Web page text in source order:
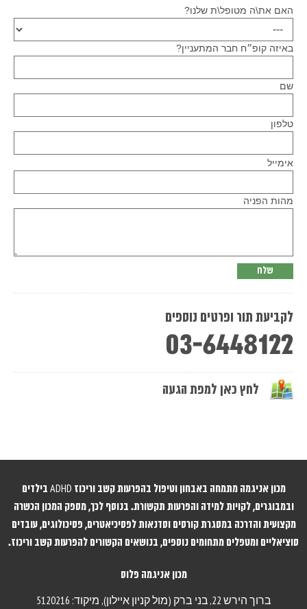
האם את\ה מטופל\ת שלנו?
באיזה קופ״ח חבר המתעניין?
שם
טלפון
leave
אימייל
מהות הפניה
לקביעת תור ופרטים נוספים
03-6448122
לחץ כאן למפת הגעה
מכון אניגמה מתמחה באבחון וטיפול בהפרעות קשב וריכוז ADHD בילדים
ובמבוגרים, לקויות למידה והפרעות תקשורת. בנוסף לכך, מספק המכון הכשרה
מקצועית והדרכה במסגרת קורסים וסדנאות לפסיכיאטרים, פסיכולוגים, עובדים
סוציאליים ומטפלים מתחומים נוספים, בנושאים הקשורים להפרעות קשב וריכוז.
מכון אניגמה פלוס
ברוך הירש 22, בני ברק (מול קניון איילון), מיקוד: 5120216